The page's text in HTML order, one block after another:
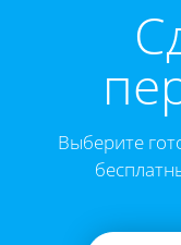
Выберите